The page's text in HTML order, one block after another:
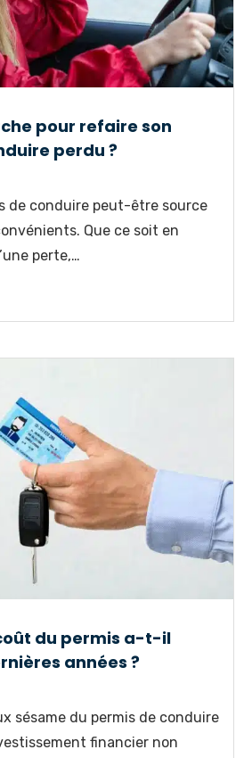
pour refaire son
perdu ?
de conduire peut-être source
Que ce soit en
perte,…
du permis a-t-il
années ?
sésame du permis de conduire
financier non